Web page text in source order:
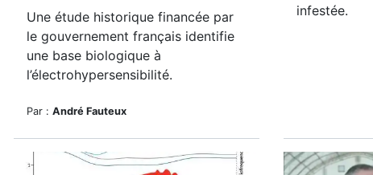
Une étude historique financée par
le gouvernement français identifie
une base biologique à
l’électrohypersensibilité.
Par : André Fauteux
infestée.